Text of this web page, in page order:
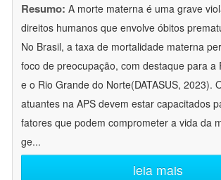
Resumo: A morte materna é uma grave
direitos humanos que envolve óbitos
No Brasil, a taxa de mortalidade materna
foco de preocupação, com destaque para a
e o Rio Grande do Norte(DATASUS, 2023).
atuantes na APS devem estar capacitados
fatores que podem comprometer a vida da
ge...
leia mais